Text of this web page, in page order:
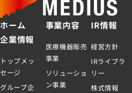
ホーム
企業情報
トップメッ
セージ
グループ企
事業内容
医療機器販売
事業
ソリューショ
ン事業
IR情報
経営方針
IRライブラ
リー
株式情報